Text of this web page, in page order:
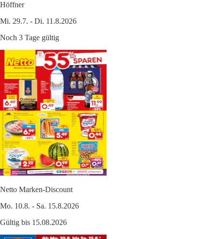
Höffner
Mi. 29.7. - Di. 11.8.2026
Noch 3 Tage gültig
Netto Marken-Discount
Mo. 10.8. - Sa. 15.8.2026
Gültig bis 15.08.2026